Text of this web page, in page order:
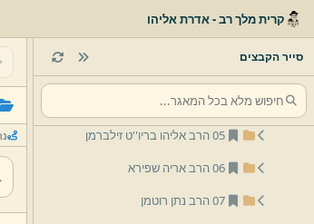
קרית מלך רב - אדרת אליהו
סייר הקבצים
02 הרב אליהו זילברמן
04 הרב משולם וורמסר
05 הרב אליהו בריו''ט זילברמן
06 הרב אריה שפירא
07 הרב נתן רוטמן